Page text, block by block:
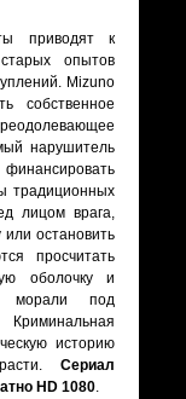
приводят к
опытов
Mizuno
собственное
нарушитель
традиционных
лицом врага,
или остановить
просчитать
оболочку и
морали под
историю
Сериал
HD 1080.